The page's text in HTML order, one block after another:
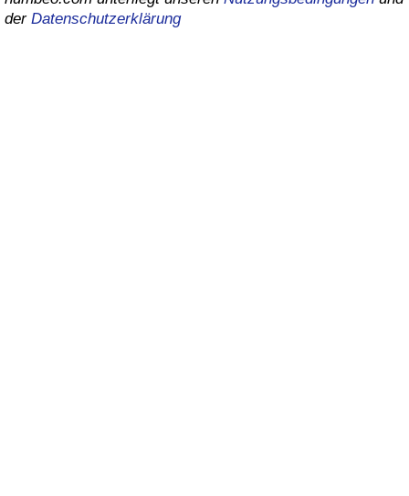
der Datenschutzerklärung
Kriminalitäts-Index